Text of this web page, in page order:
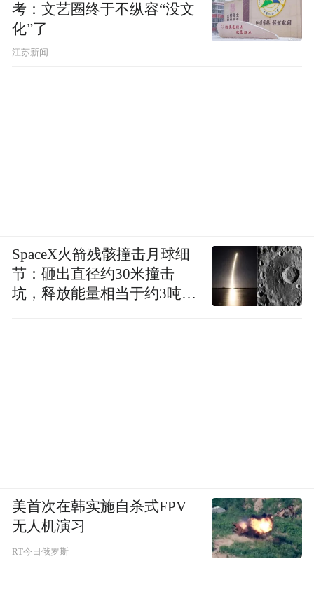
考：文艺圈终于不纵容“没文
化”了
江苏新闻
SpaceX火箭残骸撞击月球细
节：砸出直径约30米撞击
坑，释放能量相当于约3吨
美首次在韩实施自杀式FPV
无人机演习
RT今日俄罗斯